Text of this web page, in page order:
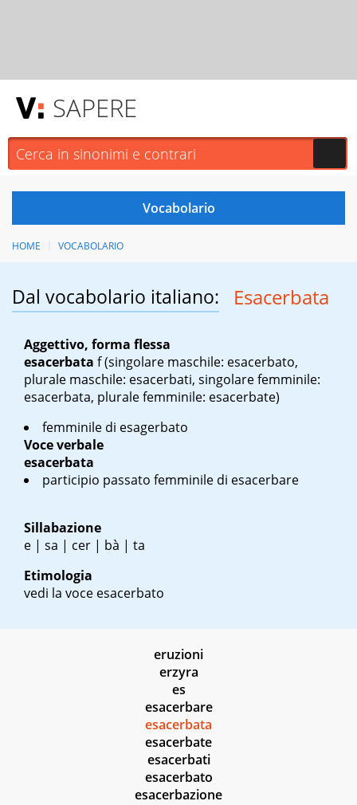
SAPERE
HOME VOCABOLARIO
Dal vocabolario italiano: Esacerbata
Aggettivo, forma flessa
esacerbata f(singolare maschile: esacerbato,
plurale maschile: esacerbati, singolare femminile:
esacerbata, plurale femminile: esacerbate)
femminile di esagerbato
Voce verbale
esacerbata
participio passato femminile di esacerbare
Sillabazione
e | sa | cer | bà | ta
Etimologia
vedi la voce esacerbato
eruzioni
erzyra
es
esacerbare
esacerbata
esacerbate
esacerbati
esacerbato
esacerbazione